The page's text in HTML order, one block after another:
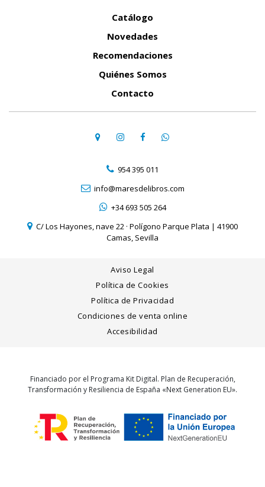
Catálogo
Novedades
Recomendaciones
Quiénes Somos
Contacto
954 395 011
info@maresdelibros.com
+34 693 505 264
C/ Los Hayones, nave 22 · Polígono Parque Plata | 41900
Camas, Sevilla
Aviso Legal
Política de Cookies
Política de Privacidad
Condiciones de venta online
Accesibilidad
Financiado por el Programa Kit Digital. Plan de Recuperación,
Transformación y Resiliencia de España «Next Generation EU».